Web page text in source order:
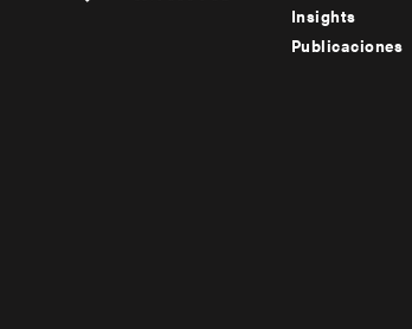
menu
-
Insights
Publicaciones